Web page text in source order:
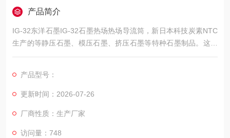
产品简介
IG-32东洋石墨IG-32石墨热场热场导流筒，新日本科技炭素NTC
生产的等静压石墨、模压石墨、挤压石墨等特种石墨制品。这些
石墨具有结构均匀、理化性能好等优点，在特种石墨材料市场中
产品型号：
更新时间：2026-07-26
厂商性质：生产厂家
访问量：748